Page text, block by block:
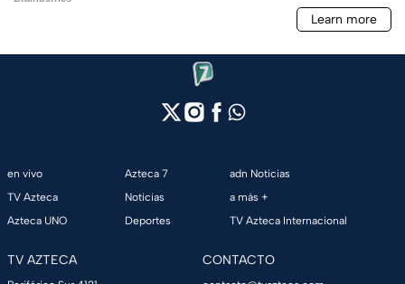
en vivo
TV Azteca
Azteca UNO
Azteca 7
Noticias
Deportes
adn Noticias
a más +
TV Azteca Internacional
TV AZTECA CONTACTO